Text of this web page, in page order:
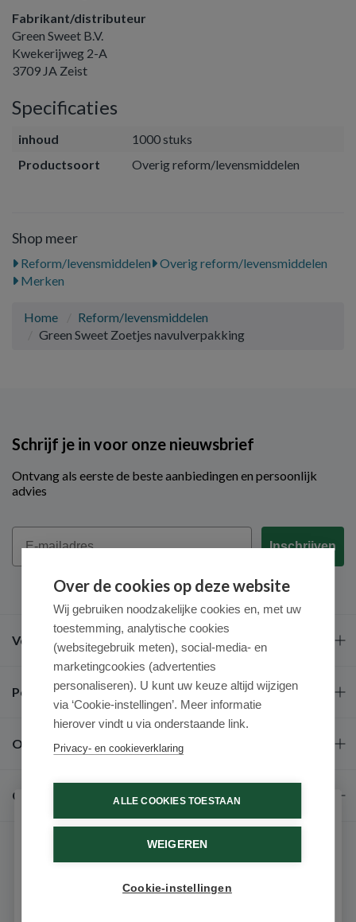
Fabrikant/distributeur
Green Sweet B.V.
Kwekerijweg 2-A
3709 JA Zeist
Specificaties
inhoud
1000 stuks
Productsoort
Overig reform/levensmiddelen
Shop meer
Reform/levensmiddelen
Overig reform/levensmiddelen
Merken
Home
Reform/levensmiddelen
Green Sweet Zoetjes navulverpakking
Schrijf je in voor onze nieuwsbrief
Ontvang als eerste de beste aanbiedingen en persoonlijk
advies
Email
Inschrijven
Veel gestelde vragen
Populaire merken
Over ons
Contact
Over de cookies op deze website
Wij gebruiken noodzakelijke cookies en, met uw
toestemming, analytische cookies
(websitegebruik meten), social-media- en
marketingcookies (advertenties
personaliseren). U kunt uw keuze altijd wijzigen
via ‘Cookie-instellingen’. Meer informatie
hierover vindt u via onderstaande link.
Privacy- en cookieverklaring
ALLE COOKIES TOESTAAN
WEIGEREN
Cookie-instellingen
Schrijf je in voor onze nieuwsbrief
Ontvang als eerste de beste aanbiedingen en persoonlijk
advies